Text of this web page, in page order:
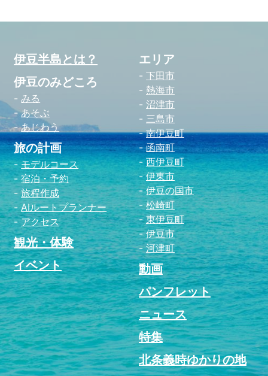
伊豆半島とは？
伊豆のみどころ
みる
あそぶ
あじわう
旅の計画
モデルコース
宿泊・予約
旅程作成
AIルートプランナー
アクセス
観光・体験
イベント
エリア
下田市
熱海市
沼津市
三島市
南伊豆町
函南町
西伊豆町
伊東市
伊豆の国市
松崎町
東伊豆町
伊豆市
河津町
動画
パンフレット
ニュース
特集
北条義時ゆかりの地